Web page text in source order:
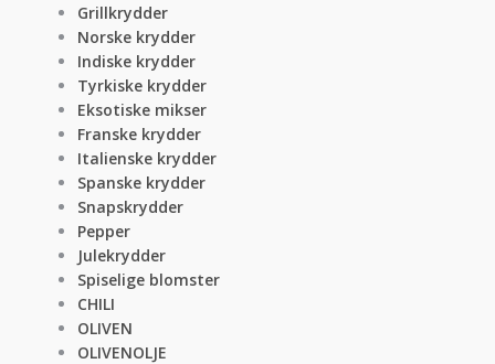
Grillkrydder
Norske krydder
Indiske krydder
Tyrkiske krydder
Eksotiske mikser
Franske krydder
Italienske krydder
Spanske krydder
Snapskrydder
Pepper
Julekrydder
Spiselige blomster
CHILI
OLIVEN
OLIVENOLJE